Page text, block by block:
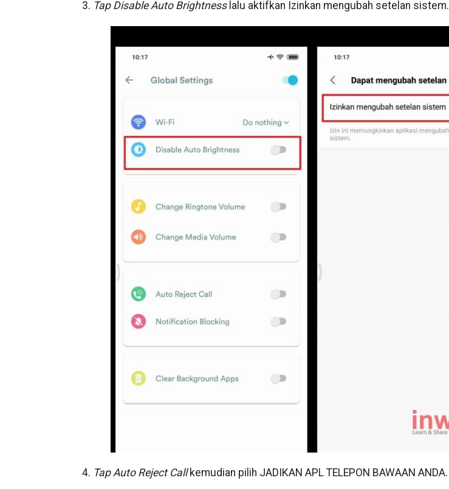
3. Tap Disable Auto Brightnesslalu aktifkan Izinkan mengubah setelan sistem.
4. Tap Auto Reject Callkemudian pilih JADIKAN APL TELEPON BAWAAN ANDA.